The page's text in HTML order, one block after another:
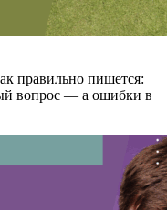
правильно пишется:
вопрос — а ошибки в